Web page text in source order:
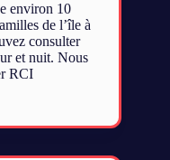
environ 10
de l’île à
consulter
et nuit. Nous
RCI